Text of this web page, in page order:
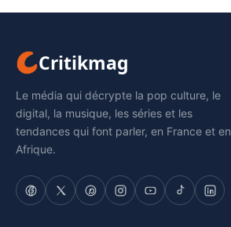
Critikmag
Le média qui décrypte la pop culture, le
digital, la musique, les séries et les
tendances qui font parler, en France et en
Afrique.